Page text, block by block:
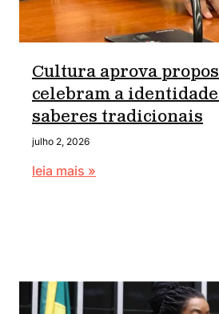
Cultura aprova
celebram a
saberes tradicionais
julho 2, 2026
leia mais »